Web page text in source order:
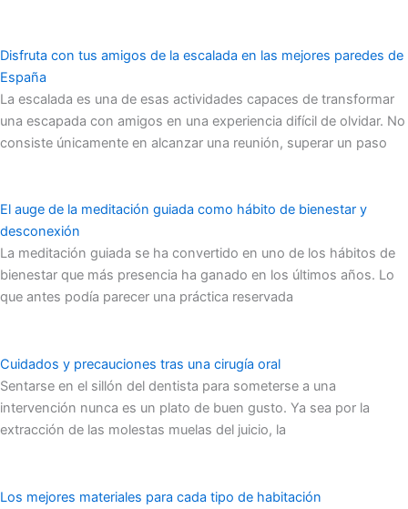
Disfruta con tus amigos de la escalada en las mejores paredes de
España
La escalada es una de esas actividades capaces de transformar
una escapada con amigos en una experiencia difícil de olvidar. No
consiste únicamente en alcanzar una reunión, superar un paso
El auge de la meditación guiada como hábito de bienestar y
desconexión
La meditación guiada se ha convertido en uno de los hábitos de
bienestar que más presencia ha ganado en los últimos años. Lo
que antes podía parecer una práctica reservada
Cuidados y precauciones tras una cirugía oral
Sentarse en el sillón del dentista para someterse a una
intervención nunca es un plato de buen gusto. Ya sea por la
extracción de las molestas muelas del juicio, la
Los mejores materiales para cada tipo de habitación